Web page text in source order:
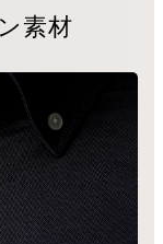
素材